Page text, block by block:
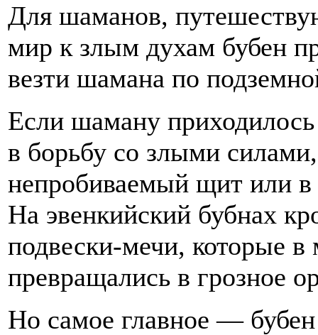
Для шаманов,
мир к злым духам бубен
везти шамана по
Если шаману
в борьбу со злыми
непробиваемый щит или в
На эвенкийский бубнах
подвески-мечи, которые в
превращались в грозное
Но самое главное —